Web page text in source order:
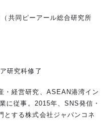
共同ピーアール総合研究所
研究科修了
・経営研究、ASEAN港湾イン
に従事。2015年、SNS発信・
とする株式会社ジャパンコネ